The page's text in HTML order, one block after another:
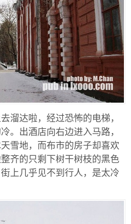
溜达啦，经过恐怖的电梯，
。出酒店向右边进入马路，
雪地，而布市的房子却喜欢
齐的只剩下树干树枝的黑色
上几乎见不到行人，是太冷